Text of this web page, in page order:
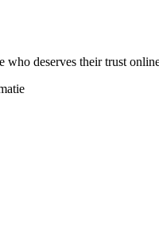
who deserves their trust